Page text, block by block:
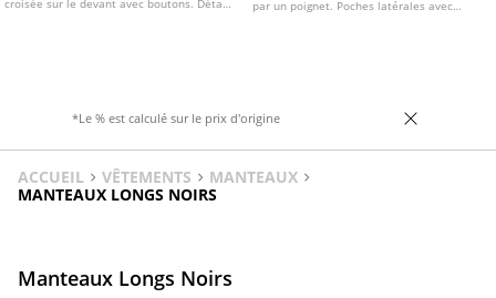
croisée sur le devant avec boutons. Détail
par un poignet. Poches latérales avec
*Le % est calculé sur le prix d'origine
ACCUEIL VÊTEMENTS
MANTEAUX
MANTEAUX LONGS NOIRS
Manteaux Longs Noirs